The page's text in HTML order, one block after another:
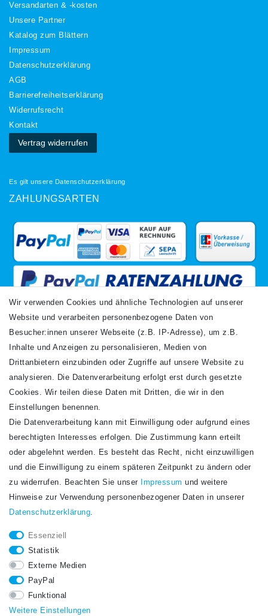
Versandarten & -kosten
Unsere Partner
Katalog zum Blättern
Impressum
Daten­schutz­erklärung
AGB
Barrierefreiheitserklärung
Widerrufs­recht
Kontakt
Vertrag widerrufen
Es gilt unsere Datenschutzerklärung
ZAHLUNGSARTEN
VERSANDARTEN
Newsletter
Honig
Hiermit bestätige ich, dass ich dieDaten­schutz­erklärunggelesen habe. Meine
STAY CONNECTED.
Wir verwenden Cookies und ähnliche Technologien auf unserer
Website und verarbeiten personenbezogene Daten von
Besucher:innen unserer Webseite (z.B. IP-Adresse), um z.B.
Inhalte und Anzeigen zu personalisieren, Medien von
Drittanbietern einzubinden oder Zugriffe auf unsere Website zu
analysieren. Die Datenverarbeitung erfolgt erst durch gesetzte
Cookies. Wir teilen diese Daten mit Dritten, die wir in den
Einstellungen benennen.
Die Datenverarbeitung kann mit Einwilligung oder aufgrund eines
berechtigten Interesses erfolgen. Die Zustimmung kann erteilt
oder abgelehnt werden. Es besteht das Recht, nicht einzuwilligen
und die Einwilligung zu einem späteren Zeitpunkt zu ändern oder
zu widerrufen. Beachten Sie unser
Impressum und weitere
Hinweise zur Verwendung personenbezogener Daten in unserer
Daten­schutz­erklärung.
Essenziell
Statistik
Externe Medien
PayPal
Funktional
Weitere Einstellungen